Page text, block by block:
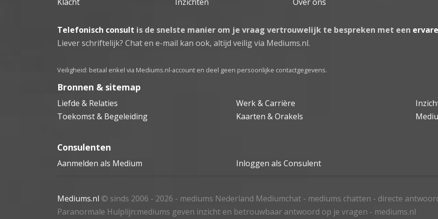
Telefonisch consult is de snelste manier om je vraag vertrouwelijk te bespreken met een
Liever schriftelijk? Chat en e-mail kan ook, altijd veilig via Mediums.nl.
Veiligheid: betaal enkel via Mediums.nl-account en deel geen persoonlijke contactgegevens.
Bronnen & sitemap
Liefde & Relaties Werk & Carrière
Toekomst & Begeleiding
Kaarten & Orakels
Consulenten
Aanmelden als Medium Inloggen als Consulent
Mediums.nl © sinds 2006 - 2026 - mediums Nederland Mediumchat - mediums chatten - directe
Paranormale Hulplijn:mediums geven inzicht en betrouwbaar antwoord op je vragen - mediums.nl